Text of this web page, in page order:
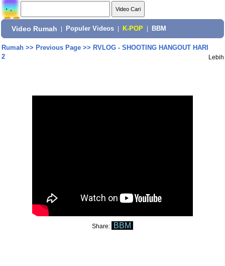
Video Rumah Populer Videos K-POP BBM
Rumah>> Previous Page>> RVLOG - SHOOTING HANGOUT HARI
2
Lebih
Share: BBM